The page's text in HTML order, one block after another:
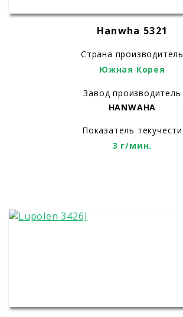
Hanwha 5321
Страна производитель
Южная Корея
Завод производитель
HANWAHA
Показатель текучести
3 г/мин.